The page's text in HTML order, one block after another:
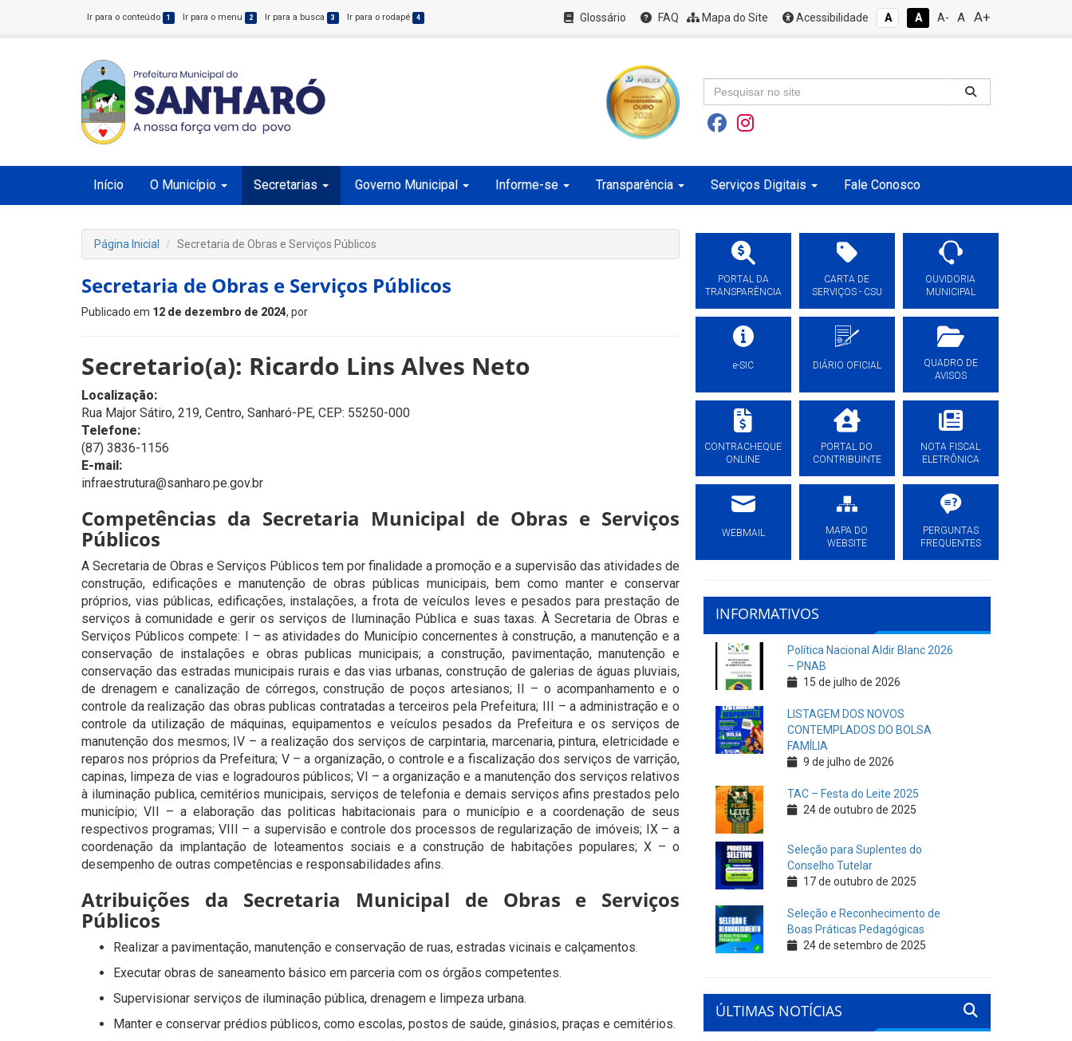
Ir para o conteúdo 1 Ir para o menu 2 Ir para a busca 3 Ir para o rodapé 4 Glossário FAQ Mapa do Site Acessibilidade A A A- A A+
Início O Município Secretarias Governo Municipal Informe-se Transparência Serviços Digitais Fale Conosco
Página Inicial Secretaria de Obras e Serviços Públicos
Secretaria de Obras e Serviços Públicos
Publicado em 12 de dezembro de 2024, por
Secretario(a): Ricardo Lins Alves Neto
Localização:
Rua Major Sátiro, 219, Centro, Sanharó-PE, CEP: 55250-000
Telefone:
(87) 3836-1156
E-mail:
infraestrutura@sanharo.pe.gov.br
Competências da Secretaria Municipal de Obras e Serviços
Públicos
A Secretaria de Obras e Serviços Públicos tem por finalidade a promoção e a supervisão das atividades de
construção, edificações e manutenção de obras públicas municipais, bem como manter e conservar
próprios, vias públicas, edificações, instalações, a frota de veículos leves e pesados para prestação de
serviços à comunidade e gerir os serviços de Iluminação Pública e suas taxas. À Secretaria de Obras e
Serviços Públicos compete: I – as atividades do Município concernentes à construção, a manutenção e a
conservação de instalações e obras publicas municipais; a construção, pavimentação, manutenção e
conservação das estradas municipais rurais e das vias urbanas, construção de galerias de águas pluviais,
de drenagem e canalização de córregos, construção de poços artesianos; II – o acompanhamento e o
controle da realização das obras publicas contratadas a terceiros pela Prefeitura; III – a administração e o
controle da utilização de máquinas, equipamentos e veículos pesados da Prefeitura e os serviços de
manutenção dos mesmos; IV – a realização dos serviços de carpintaria, marcenaria, pintura, eletricidade e
reparos nos próprios da Prefeitura; V – a organização, o controle e a fiscalização dos serviços de varrição,
capinas, limpeza de vias e logradouros públicos; VI – a organização e a manutenção dos serviços relativos
à iluminação publica, cemitérios municipais, serviços de telefonia e demais serviços afins prestados pelo
município; VII – a elaboração das politicas habitacionais para o município e a coordenação de seus
respectivos programas; VIII – a supervisão e controle dos processos de regularização de imóveis; IX – a
coordenação da implantação de loteamentos sociais e a construção de habitações populares; X – o
desempenho de outras competências e responsabilidades afins.
Atribuições da Secretaria Municipal de Obras e Serviços
Públicos
Realizar a pavimentação, manutenção e conservação de ruas, estradas vicinais e calçamentos.
Executar obras de saneamento básico em parceria com os órgãos competentes.
Supervisionar serviços de iluminação pública, drenagem e limpeza urbana.
Manter e conservar prédios públicos, como escolas, postos de saúde, ginásios, praças e cemitérios.
PORTAL DA
TRANSPARÊNCIA
CARTA DE
SERVIÇOS - CSU
OUVIDORIA
MUNICIPAL
e-SIC DIÁRIO OFICIAL
QUADRO DE
AVISOS
CONTRACHEQUE
ONLINE
PORTAL DO
CONTRIBUINTE
NOTA FISCAL
ELETRÔNICA
WEBMAIL
MAPA DO
WEBSITE
PERGUNTAS
FREQUENTES
INFORMATIVOS
Política Nacional Aldir Blanc 2026
– PNAB
15 de julho de 2026
LISTAGEM DOS NOVOS
CONTEMPLADOS DO BOLSA
FAMÍLIA
9 de julho de 2026
TAC – Festa do Leite 2025
24 de outubro de 2025
Seleção para Suplentes do
Conselho Tutelar
17 de outubro de 2025
Seleção e Reconhecimento de
Boas Práticas Pedagógicas
24 de setembro de 2025
ÚLTIMAS NOTÍCIAS